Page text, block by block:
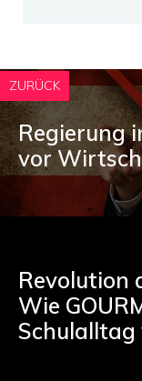
ZURÜCK
Regierung
vor
Revolution
Wie